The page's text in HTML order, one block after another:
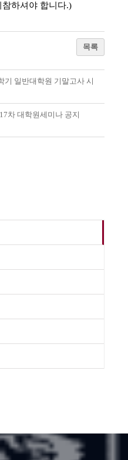
하셔야 합니다.)
목록
기 일반대학원 기말고사 시
차 대학원세미나 공지